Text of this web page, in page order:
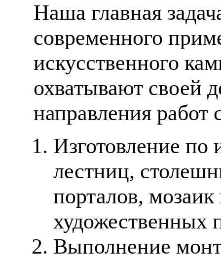
Наша главная
современного
искусственного
охватывают своей
направления работ
Изготовление по
лестниц,
порталов,
художественных
Выполнение